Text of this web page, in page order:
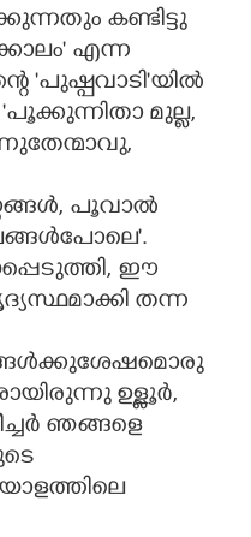
കണ്ടിട്ടു
എന്ന
'പുഷ്പവാടി"യിൽ
മുല്ല,
പൂവാൽ
ഈ
തന്ന
രു
ഉള്ളൂർ,
ഞങ്ങളെ